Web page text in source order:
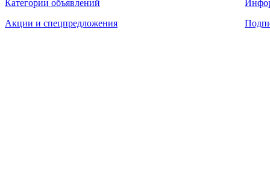
Категории объявлений
Акции и спецпредложения